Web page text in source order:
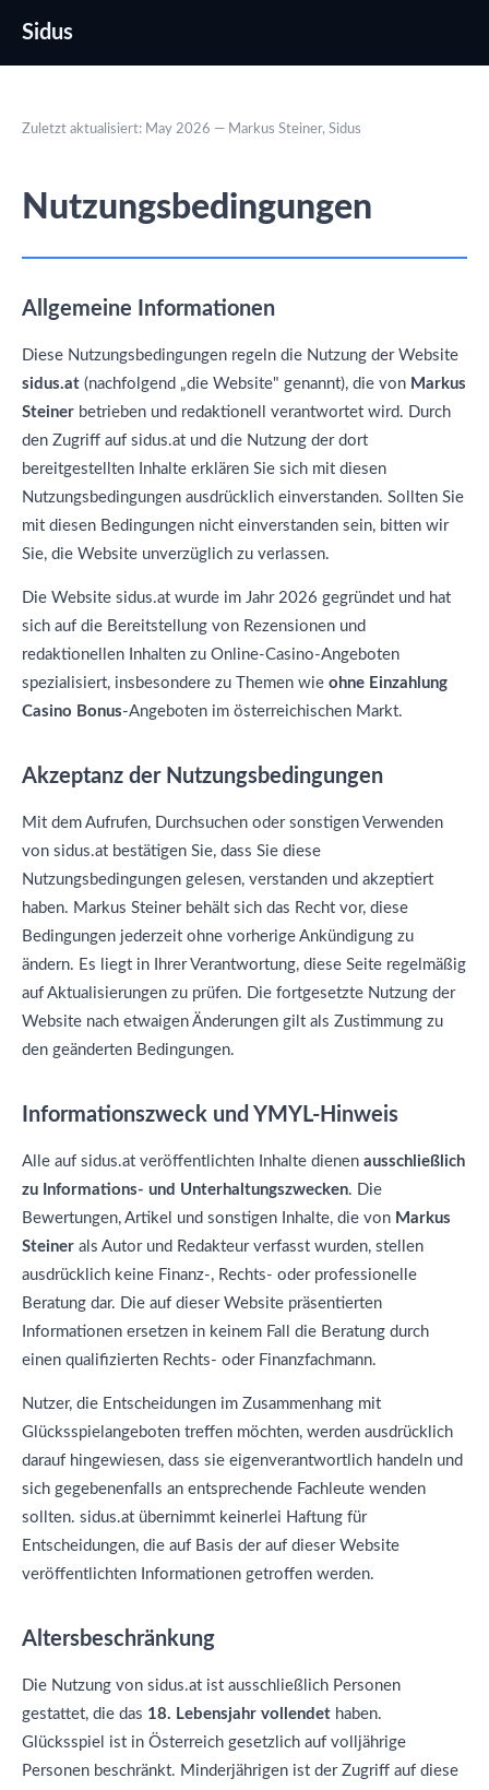
Sidus
Zuletzt aktualisiert: May 2026 — Markus Steiner, Sidus
Nutzungsbedingungen
Allgemeine Informationen
Diese Nutzungsbedingungen regeln die Nutzung der Website
sidus.at (nachfolgend „die Website" genannt), die von Markus
Steiner betrieben und redaktionell verantwortet wird. Durch
den Zugriff auf sidus.at und die Nutzung der dort
bereitgestellten Inhalte erklären Sie sich mit diesen
Nutzungsbedingungen ausdrücklich einverstanden. Sollten Sie
mit diesen Bedingungen nicht einverstanden sein, bitten wir
Sie, die Website unverzüglich zu verlassen.
Die Website sidus.at wurde im Jahr 2026 gegründet und hat
sich auf die Bereitstellung von Rezensionen und
redaktionellen Inhalten zu Online-Casino-Angeboten
spezialisiert, insbesondere zu Themen wie ohne Einzahlung
Casino Bonus-Angeboten im österreichischen Markt.
Akzeptanz der Nutzungsbedingungen
Mit dem Aufrufen, Durchsuchen oder sonstigen Verwenden
von sidus.at bestätigen Sie, dass Sie diese
Nutzungsbedingungen gelesen, verstanden und akzeptiert
haben. Markus Steiner behält sich das Recht vor, diese
Bedingungen jederzeit ohne vorherige Ankündigung zu
ändern. Es liegt in Ihrer Verantwortung, diese Seite regelmäßig
auf Aktualisierungen zu prüfen. Die fortgesetzte Nutzung der
Website nach etwaigen Änderungen gilt als Zustimmung zu
den geänderten Bedingungen.
Informationszweck und YMYL-Hinweis
Alle auf sidus.at veröffentlichten Inhalte dienen ausschließlich
zu Informations- und Unterhaltungszwecken. Die
Bewertungen, Artikel und sonstigen Inhalte, die von Markus
Steiner als Autor und Redakteur verfasst wurden, stellen
ausdrücklich keine Finanz-, Rechts- oder professionelle
Beratung dar. Die auf dieser Website präsentierten
Informationen ersetzen in keinem Fall die Beratung durch
einen qualifizierten Rechts- oder Finanzfachmann.
Nutzer, die Entscheidungen im Zusammenhang mit
Glücksspielangeboten treffen möchten, werden ausdrücklich
darauf hingewiesen, dass sie eigenverantwortlich handeln und
sich gegebenenfalls an entsprechende Fachleute wenden
sollten. sidus.at übernimmt keinerlei Haftung für
Entscheidungen, die auf Basis der auf dieser Website
veröffentlichten Informationen getroffen werden.
Altersbeschränkung
Die Nutzung von sidus.at ist ausschließlich Personen
gestattet, die das 18. Lebensjahr vollendet haben.
Glücksspiel ist in Österreich gesetzlich auf volljährige
Personen beschränkt. Minderjährigen ist der Zugriff auf diese